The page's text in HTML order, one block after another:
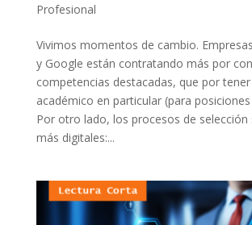
Profesional
Vivimos momentos de cambio.
y Google están contratando más por
competencias destacadas, que por
académico en particular (para
Por otro lado, los procesos de selección
más digitales:...